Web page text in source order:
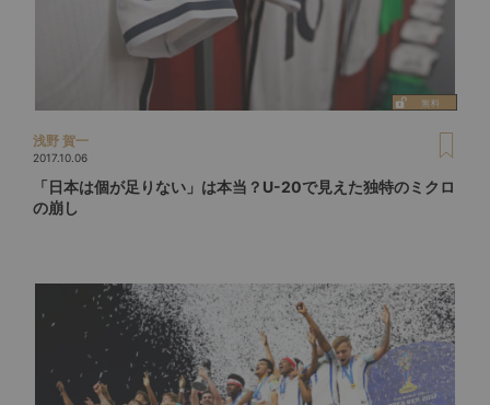
浅野 賀一
2017.10.06
「日本は個が足りない」は本当？U-20で見えた独特のミクロ
の崩し